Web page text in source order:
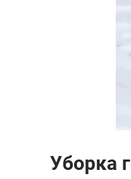
Уборка